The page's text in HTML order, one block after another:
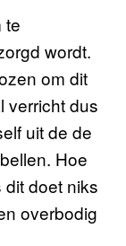
te
wordt.
om dit
verricht dus
uit de de
Hoe
doet niks
overbodig